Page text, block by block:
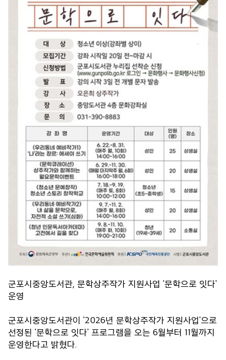
군포시중앙도서관, 문학상주작가 지원사업 '문학으로 잇다'
운영
군포시중앙도서관이 '2026년 문학상주작가 지원사업'으로
선정된 '문학으로 잇다' 프로그램을 오는 6월부터 11월까지
운영한다고 밝혔다.